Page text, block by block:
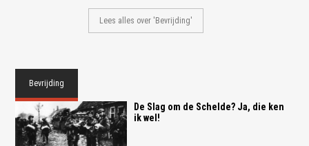
Lees alles over 'Bevrijding'
Bevrijding
De Slag om de Schelde? Ja, die ken
ik wel!